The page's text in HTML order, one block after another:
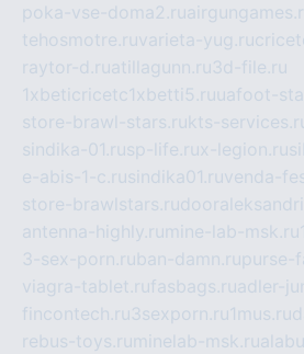
poka-vse-doma2.ru
tehosmotre.ruvarieta-yug.ru
raytor-d.ruatillagunn.ru3d-file.ru
1xbeticricetc1xbetti5.ruuafoot-
store-brawl-stars.rukts-
sindika-01.rusp-life.rux-legion.ru
e-abis-1-c.rusindika01.ruvenda-
store-brawlstars.ru
antenna-highly.ru mine-lab-msk.ru
3-sex-porn.ruban-damn.rupurse-
viagra-tablet.rufasbags.ruadler-
fincontech.ru3sexporn.ru1mus.ru
rebus-toys.ru minelab-msk.ru